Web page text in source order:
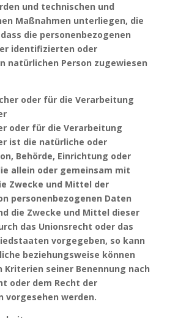
und technischen und
Maßnahmen unterliegen, die
die personenbezogenen
identifizierten oder
natürlichen Person zugewiesen
oder für die Verarbeitung
oder für die Verarbeitung
ist die natürliche oder
Behörde, Einrichtung oder
allein oder gemeinsam mit
Zwecke und Mittel der
personenbezogenen Daten
die Zwecke und Mittel dieser
das Unionsrecht oder das
vorgegeben, so kann
beziehungsweise können
seiner Benennung nach
oder dem Recht der
vorgesehen werden.